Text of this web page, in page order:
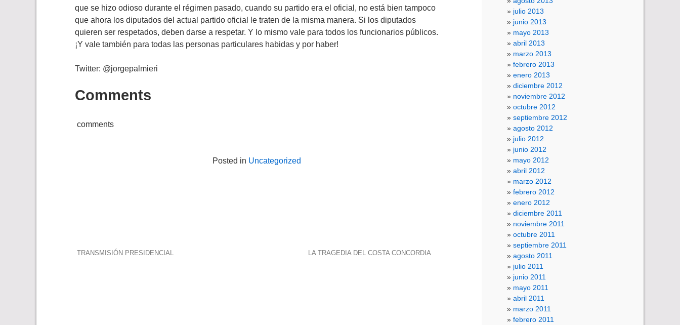
que se hizo odioso durante el régimen pasado, cuando su partido era el oficial, no está bien tampoco
que ahora los diputados del actual partido oficial le traten de la misma manera. Si los diputados
quieren ser respetados, deben darse a respetar. Y lo mismo vale para todos los funcionarios públicos.
¡Y vale también para todas las personas particulares habidas y por haber!
Twitter: @jorgepalmieri
Comments
comments
Posted in Uncategorized
Navegación
TRANSMISIÓN PRESIDENCIAL LA TRAGEDIA DEL COSTA CONCORDIA
julio 2013
junio 2013
mayo 2013
abril 2013
marzo 2013
febrero 2013
enero 2013
diciembre 2012
noviembre 2012
octubre 2012
septiembre 2012
agosto 2012
julio 2012
junio 2012
mayo 2012
abril 2012
marzo 2012
febrero 2012
enero 2012
diciembre 2011
noviembre 2011
octubre 2011
septiembre 2011
agosto 2011
julio 2011
junio 2011
mayo 2011
abril 2011
marzo 2011
febrero 2011